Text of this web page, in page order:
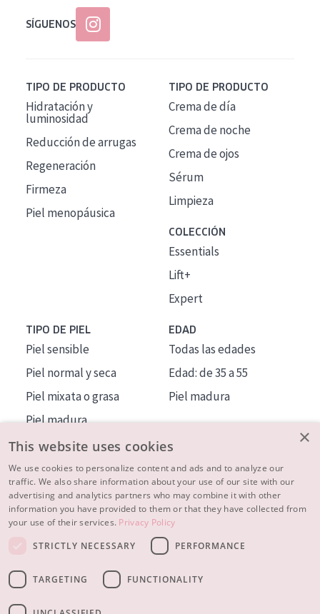
SÍGUENOS
TIPO DE PRODUCTO
Hidratación y
luminosidad
Reducción de arrugas
Regeneración
Firmeza
Piel menopáusica
TIPO DE PRODUCTO
Crema de día
Crema de noche
Crema de ojos
Sérum
Limpieza
COLECCIÓN
Essentials
Lift+
Expert
TIPO DE PIEL
Piel sensible
Piel normal y seca
Piel mixata o grasa
Piel madura
Piel expuesta al sol
Piel menopáusica
EDAD
Todas las edades
Edad: de 35 a 55
Piel madura
MÁS SOBRE NOSOTROS
INSPIRACIÓN
CONTACTO
© 2023 - 2026 Diadermine
×
This website uses cookies
We use cookies to personalize content and ads and to analyze our
traffic. We also share information about your use of our site with our
advertising and analytics partners who may combine it with other
information you have provided to them or that they have collected from
your use of their services. Privacy Policy
STRICTLY NECESSARY
PERFORMANCE
TARGETING FUNCTIONALITY